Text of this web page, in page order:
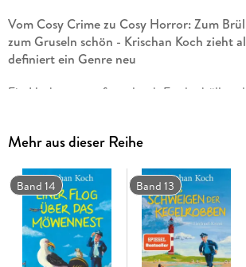
Vom Cosy Crime zu Cosy Horror: Zum
zum Gruseln schön - Krischan Koch zieht
definiert ein Genre neu
Ein Herbststurm fegt durch Fredenbüll und
Einbruchserie verunsichert die
Dinge vor sich. Dort versetzt eine
wenigen Gäste des Hallig-Hotels, in dem
Tadje gerade ihr Praktikum absolviert, in
Schrecken. Als aus der Hotelküche das
verschwindet und die Telefonverbindung
Mehr aus dieser Reihe
Band 14 Band 13